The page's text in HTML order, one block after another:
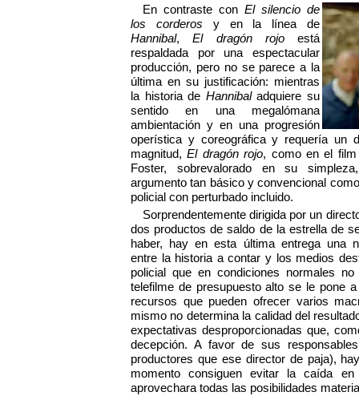
En contraste con El silencio de
los corderos y en la línea de
Hannibal,El dragón rojo está
respaldada por una espectacular
producción, pero no se parece a la
última en su justificación: mientras
la historia de Hannibaladquiere su
sentido en una megalómana
ambientación y en una progresión
operística y coreográfica y requería un
magnitud,El dragón rojo, como en el film
Foster, sobrevalorado en su
argumento tan básico y convencional
policial con perturbado incluido.
Sorprendentemente dirigida por un
dos productos de saldo de la estrella de
haber, hay en esta última entrega una
entre la historia a contar y los medios
policial que en condiciones normales
telefilme de presupuesto alto se le pone
recursos que pueden ofrecer varios
mismo no determina la calidad del
expectativas desproporcionadas que,
decepción. A favor de sus
productores que ese director de paja),
momento consiguen evitar la caída
aprovechara todas las posibilidades